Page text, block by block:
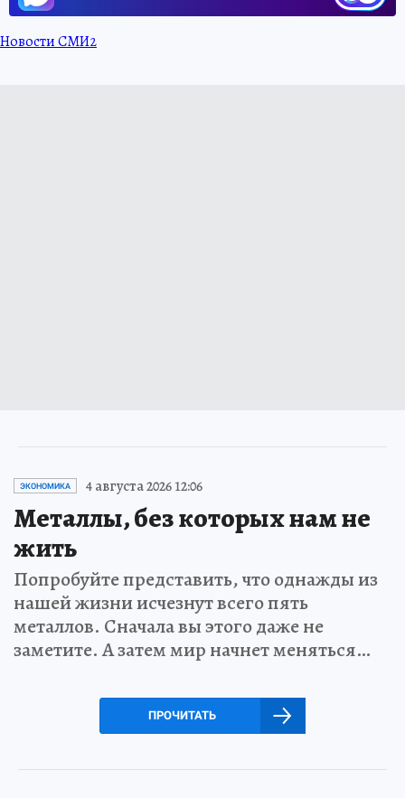
Новости СМИ2
ЭКОНОМИКА 4 августа 2026 12:06
Металлы, без которых нам не
жить
Попробуйте представить, что однажды из
нашей жизни исчезнут всего пять
металлов. Сначала вы этого даже не
заметите. А затем мир начнет меняться…
ПРОЧИТАТЬ